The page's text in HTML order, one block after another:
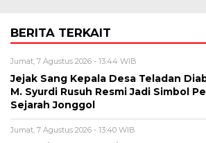
BERITA TERKAIT
Jumat, 7 Agustus 2026 - 13:44 WIB
Jejak Sang Kepala Desa Teladan
M. Syurdi Rusuh Resmi Jadi Simbol
Sejarah Jonggol
Jumat, 7 Agustus 2026 - 13:40 WIB